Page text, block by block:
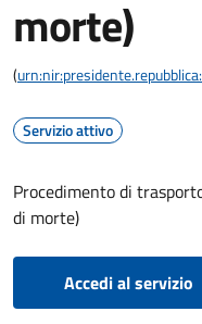
morte)
(
Servizio attivo
Procedimento di
di morte)
Accedi al servizio